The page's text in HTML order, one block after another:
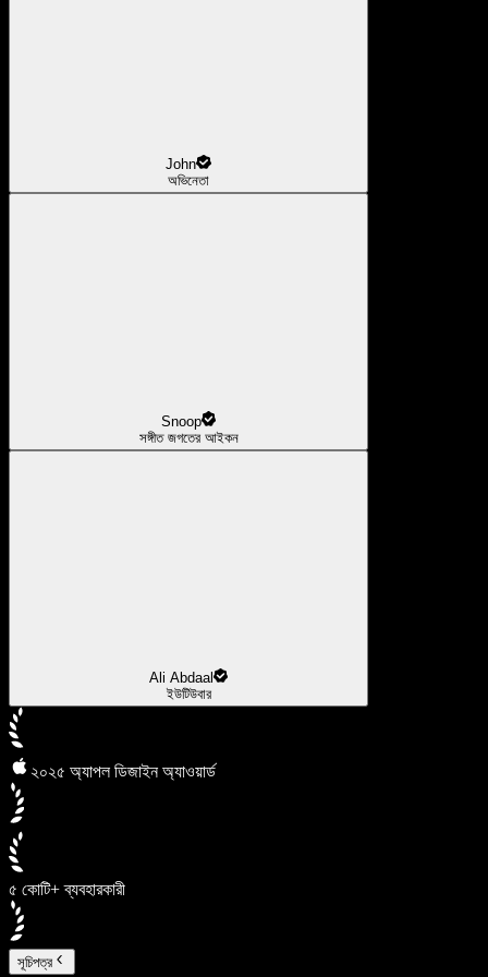
John
অভিনেতা
Snoop
সঙ্গীত জগতের আইকন
Ali Abdaal
ইউটিউবার
২০২৫ অ্যাপল ডিজাইন অ্যাওয়ার্ড
৫ কোটি+ ব্যবহারকারী
সূচিপত্র